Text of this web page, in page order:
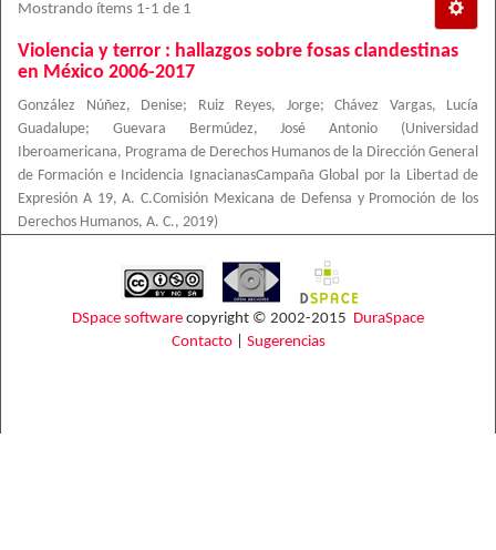
Mostrando ítems 1-1 de 1
Violencia y terror : hallazgos sobre fosas clandestinas
en México 2006-2017
González Núñez, Denise; Ruiz Reyes, Jorge; Chávez Vargas, Lucía
Guadalupe; Guevara Bermúdez, José Antonio (Universidad
Iberoamericana, Programa de Derechos Humanos de la Dirección General
de Formación e Incidencia IgnacianasCampaña Global por la Libertad de
Expresión A 19, A. C.Comisión Mexicana de Defensa y Promoción de los
Derechos Humanos, A. C., 2019)
DSpace software copyright © 2002-2015 DuraSpace
Contacto| Sugerencias